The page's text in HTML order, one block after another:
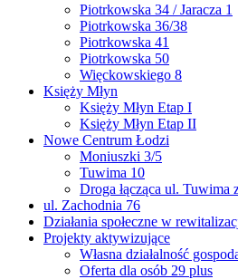
Piotrkowska 34 / Jaracza 1
Piotrkowska 36/38
Piotrkowska 41
Piotrkowska 50
Więckowskiego 8
Księży Młyn
Księży Młyn Etap I
Księży Młyn Etap II
Nowe Centrum Łodzi
Moniuszki 3/5
Tuwima 10
Droga łącząca ul. Tuwima
ul. Zachodnia 76
Działania społeczne w
Projekty aktywizujące
Własna działalność
Oferta dla osób 29 plus